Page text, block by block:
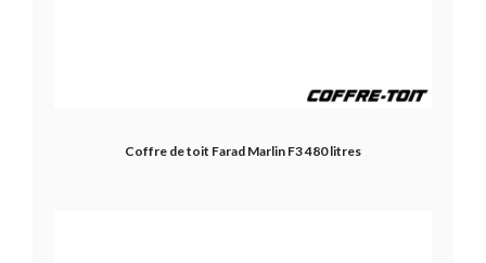
Coffre de toit Farad Marlin F3 480 litres